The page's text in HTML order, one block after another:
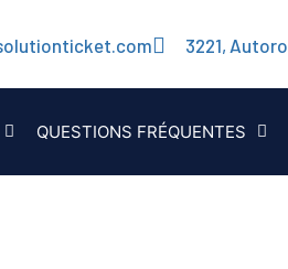
3221,
QUESTIONS FRÉQUENTES